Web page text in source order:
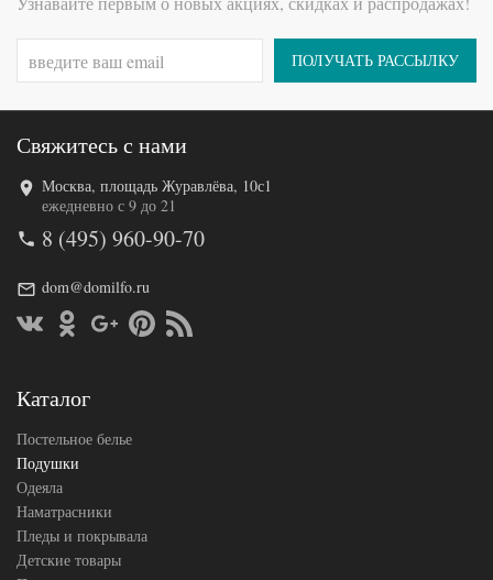
перо
Ткань
Жаккард
Производитель
Belpol
(Россия)
Код товара
572-649
Артикул
0530872
Плотность
Упругая
подушки
50х68
ПОЛУЧАТЬ РАССЫЛКУ
Свяжитесь с нами
Москва, площадь Журавлёва, 10с1
ежедневно с 9 до 21
8 (495) 960-90-70
dom@domilfo.ru
Каталог
Постельное белье
Подушки
Одеяла
Наматрасники
Пледы и покрывала
Детские товары